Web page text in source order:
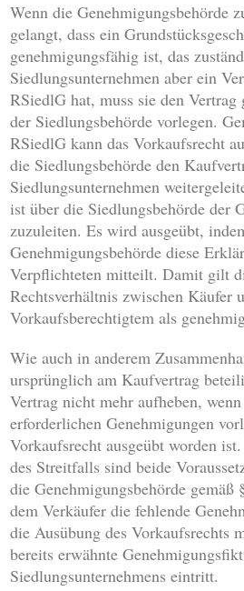
Wenn die Genehmigungsbehörde
gelangt, dass ein
genehmigungsfähig ist, das
Siedlungsunternehmen aber ein
RSiedlG hat, muss sie den
der Siedlungsbehörde vorlegen.
RSiedlG kann das Vorkaufsrecht
die Siedlungsbehörde den
Siedlungsunternehmen
ist über die Siedlungsbehörde der
zuzuleiten. Es wird ausgeübt,
Genehmigungsbehörde diese
Verpflichteten mitteilt. Damit gilt
Rechtsverhältnis zwischen Käufer
Vorkaufsberechtigtem als
Wie auch in anderem
ursprünglich am Kaufvertrag
Vertrag nicht mehr aufheben,
erforderlichen Genehmigungen
Vorkaufsrecht ausgeübt worden
des Streitfalls sind beide
die Genehmigungsbehörde
dem Verkäufer die fehlende
die Ausübung des Vorkaufsrechts
bereits erwähnte
Siedlungsunternehmens eintritt.